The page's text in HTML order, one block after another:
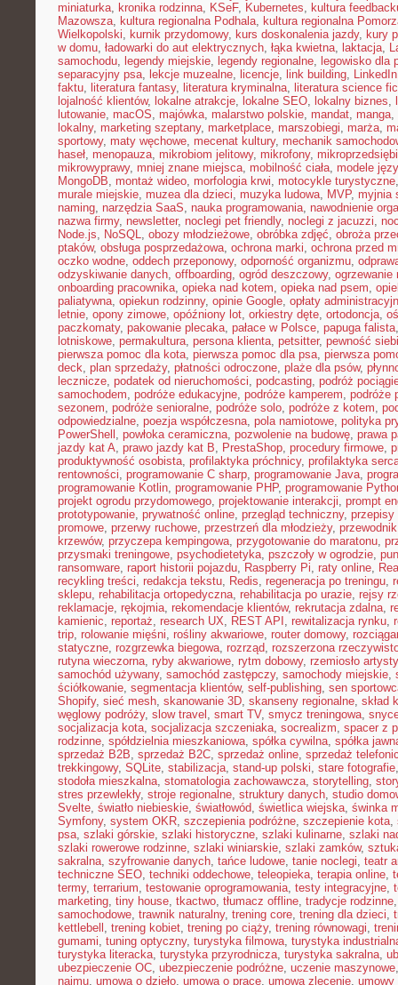
miniaturka, kronika rodzinna, KSeF, Kubernetes, kultura
Mazowsza, kultura regionalna Podhala, kultura regionalna
Wielkopolski, kurnik przydomowy, kurs doskonalenia jazdy, kury
w domu, ładowarki do aut elektrycznych, łąka kwietna, laktacja,
samochodu, legendy miejskie, legendy regionalne, legowisko dla
separacyjny psa, lekcje muzealne, licencje, link building,
faktu, literatura fantasy, literatura kryminalna, literatura science
lojalność klientów, lokalne atrakcje, lokalne SEO, lokalny biznes,
lutowanie, macOS, majówka, malarstwo polskie, mandat, manga,
lokalny, marketing szeptany, marketplace, marszobiegi, marża,
sportowy, maty węchowe, mecenat kultury, mechanik
haseł, menopauza, mikrobiom jelitowy, mikrofony,
mikrowyprawy, mniej znane miejsca, mobilność ciała, modele
MongoDB, montaż wideo, morfologia krwi, motocykle turystyczne
murale miejskie, muzea dla dzieci, muzyka ludowa, MVP, myjnia
naming, narzędzia SaaS, nauka programowania, nawodnienie
nazwa firmy, newsletter, noclegi pet friendly, noclegi z jacuzzi,
Node.js, NoSQL, obozy młodzieżowe, obróbka zdjęć, obroża
ptaków, obsługa posprzedażowa, ochrona marki, ochrona przed
oczko wodne, oddech przeponowy, odporność organizmu,
odzyskiwanie danych, offboarding, ogród deszczowy, ogrzewanie
onboarding pracownika, opieka nad kotem, opieka nad psem,
paliatywna, opiekun rodzinny, opinie Google, opłaty
letnie, opony zimowe, opóźniony lot, orkiestry dęte, ortodoncja,
paczkomaty, pakowanie plecaka, pałace w Polsce, papuga falista
lotniskowe, permakultura, persona klienta, petsitter, pewność
pierwsza pomoc dla kota, pierwsza pomoc dla psa, pierwsza
deck, plan sprzedaży, płatności odroczone, plaże dla psów,
lecznicze, podatek od nieruchomości, podcasting, podróż
samochodem, podróże edukacyjne, podróże kamperem, podróże
sezonem, podróże senioralne, podróże solo, podróże z kotem,
odpowiedzialne, poezja współczesna, pola namiotowe, polityka
PowerShell , powłoka ceramiczna, pozwolenie na budowę, prawa
jazdy kat A, prawo jazdy kat B, PrestaShop, procedury firmowe,
produktywność osobista, profilaktyka próchnicy, profilaktyka
rentowności, programowanie C sharp, programowanie Java,
programowanie Kotlin, programowanie PHP, programowanie
projekt ogrodu przydomowego, projektowanie interakcji, prompt
prototypowanie, prywatność online, przegląd techniczny, przepisy
promowe, przerwy ruchowe, przestrzeń dla młodzieży,
krzewów, przyczepa kempingowa, przygotowanie do maratonu,
przysmaki treningowe, psychodietetyka, pszczoły w ogrodzie,
ransomware, raport historii pojazdu, Raspberry Pi, raty online,
recykling treści, redakcja tekstu, Redis, regeneracja po treningu,
sklepu, rehabilitacja ortopedyczna, rehabilitacja po urazie, rejsy
reklamacje, rękojmia, rekomendacje klientów, rekrutacja zdalna,
kamienic, reportaż, research UX, REST API , rewitalizacja rynku,
trip, rolowanie mięśni, rośliny akwariowe, router domowy,
statyczne, rozgrzewka biegowa, rozrząd, rozszerzona
rutyna wieczorna, ryby akwariowe, rytm dobowy, rzemiosło
samochód używany, samochód zastępczy, samochody miejskie,
ściółkowanie, segmentacja klientów, self-publishing, sen
Shopify, sieć mesh, skanowanie 3D, skanseny regionalne, skład
węglowy podróży, slow travel , smart TV, smycz treningowa,
socjalizacja kota, socjalizacja szczeniaka, socrealizm, spacer z
rodzinne, spółdzielnia mieszkaniowa, spółka cywilna, spółka
sprzedaż B2B, sprzedaż B2C, sprzedaż online, sprzedaż
trekkingowy, SQLite, stabilizacja, stand-up polski, stare fotografie
stodoła mieszkalna, stomatologia zachowawcza, storytelling,
stres przewlekły, stroje regionalne, struktury danych, studio
Svelte, światło niebieskie, światłowód, świetlica wiejska, świnka
Symfony, system OKR, szczepienia podróżne, szczepienie kota,
psa, szlaki górskie, szlaki historyczne, szlaki kulinarne, szlaki
szlaki rowerowe rodzinne, szlaki winiarskie, szlaki zamków,
sakralna, szyfrowanie danych, tańce ludowe, tanie noclegi, teatr
techniczne SEO, techniki oddechowe, teleopieka, terapia online,
termy, terrarium, testowanie oprogramowania, testy integracyjne,
marketing, tiny house, tkactwo, tłumacz offline, tradycje rodzinne
samochodowe, trawnik naturalny, trening core, trening dla dzieci,
kettlebell , trening kobiet, trening po ciąży, trening równowagi,
gumami, tuning optyczny, turystyka filmowa, turystyka
turystyka literacka, turystyka przyrodnicza, turystyka sakralna,
ubezpieczenie OC, ubezpieczenie podróżne, uczenie maszynowe
najmu, umowa o dzieło, umowa o pracę, umowa zlecenie, umowy